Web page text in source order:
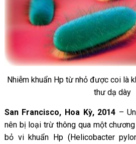
Nhiễm khuẩn Hp từ nhỏ được coi là
thư dạ dày
San Francisco, Hoa Kỳ, 2014 –
nên bị loại trừ thông qua một
bỏ vi khuẩn Hp (Helicobacter